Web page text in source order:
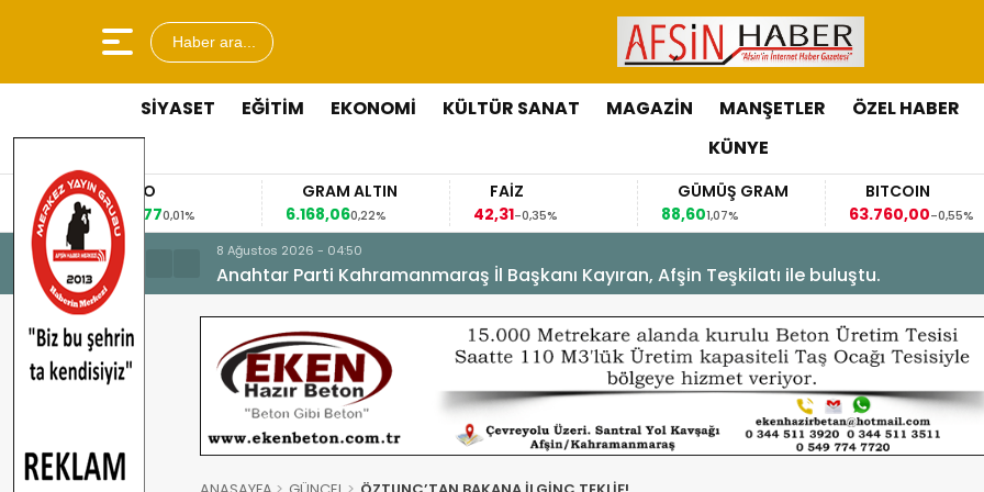
Haber ara...
SİYASET EĞİTİM EKONOMİ KÜLTÜR SANAT MAGAZİN MANŞETLER ÖZEL HABER
KÜNYE
EURO
0,01%
GRAM ALTIN
6.168,06
0,22%
FAİZ
42,31
-0,35%
GÜMÜŞ GRAM
88,60
BITCOIN
63.760,00-0,55%
63,1184
8 Ağustos 2026 - 04:50
Anahtar Parti Kahramanmaraş İl Başkanı Kayıran, Afşin Teşkilatı ile buluştu.